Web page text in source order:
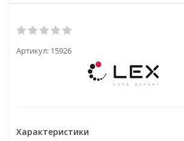
Артикул: 15926
Характеристики